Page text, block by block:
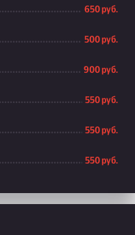
650 руб.
500 руб.
900 руб.
550 руб.
550 руб.
550 руб.